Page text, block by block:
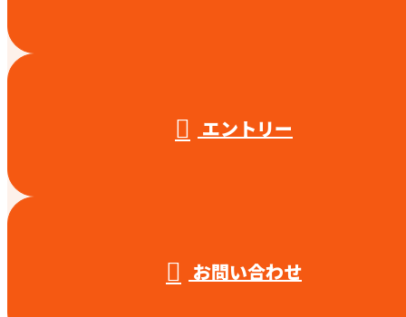
エントリー
お問い合わせ